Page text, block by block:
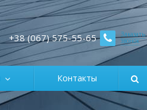
Заказать
звонок
+38 (067) 575-55-65
Контакты